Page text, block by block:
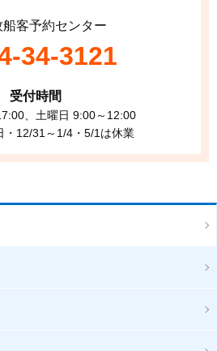
船客予約センター
34-3121
受付時間
、土曜日 9:00～12:00
・12/31～1/4・5/1は休業